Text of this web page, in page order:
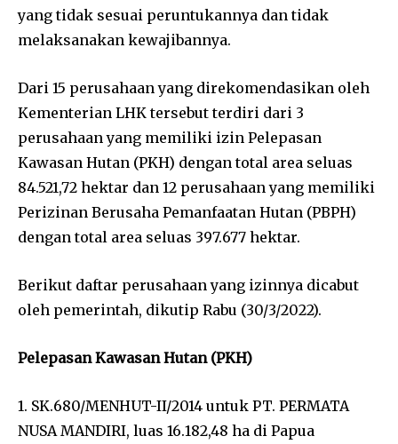
yang tidak sesuai peruntukannya dan tidak
melaksanakan kewajibannya.
Dari 15 perusahaan yang direkomendasikan oleh
Kementerian LHK tersebut terdiri dari 3
perusahaan yang memiliki izin Pelepasan
Kawasan Hutan (PKH) dengan total area seluas
84.521,72 hektar dan 12 perusahaan yang memiliki
Perizinan Berusaha Pemanfaatan Hutan (PBPH)
dengan total area seluas 397.677 hektar.
Berikut daftar perusahaan yang izinnya dicabut
oleh pemerintah, dikutip Rabu (30/3/2022).
Pelepasan Kawasan Hutan (PKH)
1. SK.680/MENHUT-II/2014 untuk PT. PERMATA
NUSA MANDIRI, luas 16.182,48 ha di Papua